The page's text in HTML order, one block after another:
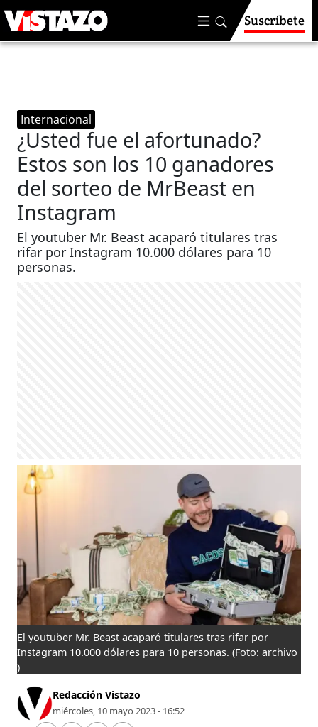
Suscríbete
Internacional
¿Usted fue el afortunado?
Estos son los 10 ganadores
del sorteo de MrBeast en
Instagram
El youtuber Mr. Beast acaparó titulares tras
rifar por Instagram 10.000 dólares para 10
personas.
El youtuber Mr. Beast acaparó titulares tras rifar por
Instagram 10.000 dólares para 10 personas. (Foto: archivo
)
Redacción Vistazo
miércoles, 10 mayo 2023 - 16:52